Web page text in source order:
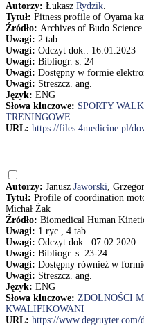
Autorzy: Łukasz Rydzik.
Tytuł: Fitness profile of Oyama
Źródło: Archives of Budo
Uwagi: 2 tab.
Uwagi: Odczyt dok.: 16.01.2023
Uwagi: Bibliogr. s. 24
Uwagi: Dostępny w formie
Uwagi: Streszcz. ang.
Język: ENG
Słowa kluczowe: SPORTY
TRENINGOWE
URL: https://files.4medicine.pl/
Autorzy: Janusz Jaworski,
Tytuł: Profile of coordination
Michał Żak
Źródło: Biomedical Human
Uwagi: 1 ryc., 4 tab.
Uwagi: Odczyt dok.: 07.02.2020
Uwagi: Bibliogr. s. 23-24
Uwagi: Dostępny również w
Uwagi: Streszcz. ang.
Język: ENG
Słowa kluczowe: ZDOLNOŚCI
KWALIFIKOWANI
URL: https://